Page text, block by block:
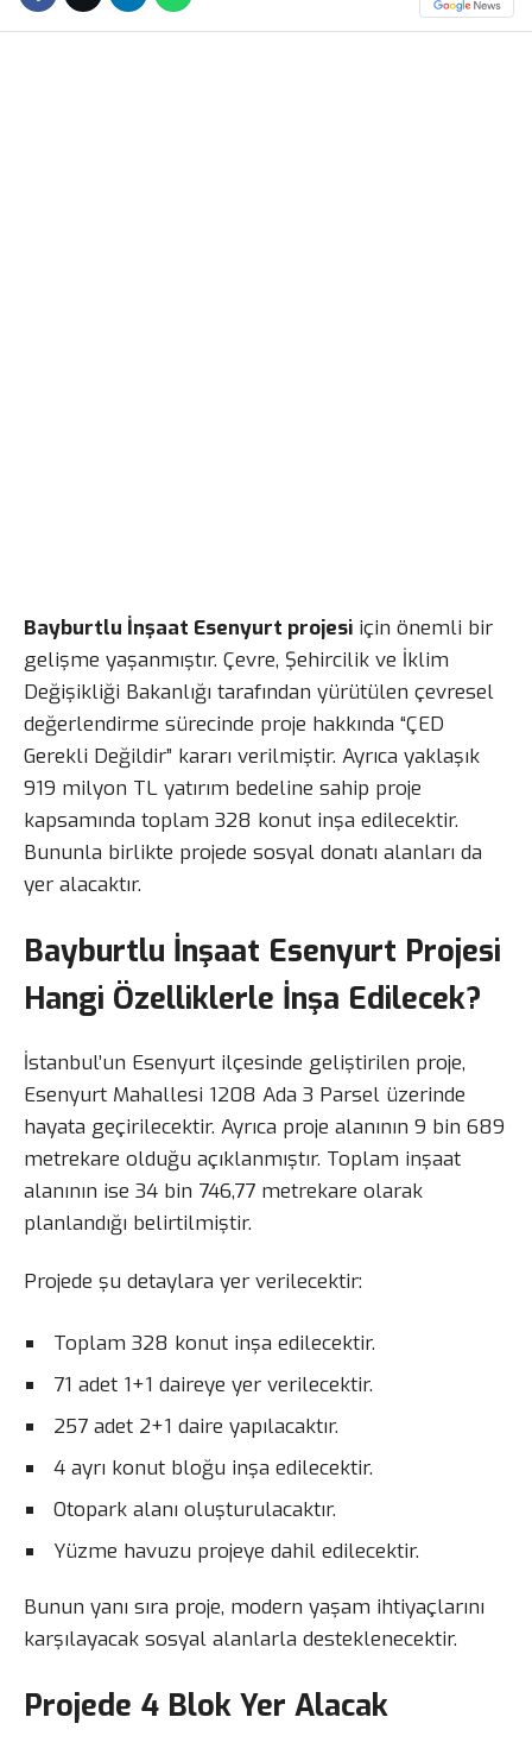
Bayburtlu İnşaat Esenyurt projesi için önemli bir
gelişme yaşanmıştır. Çevre, Şehircilik ve İklim
Değişikliği Bakanlığı tarafından yürütülen çevresel
değerlendirme sürecinde proje hakkında “ÇED
Gerekli Değildir” kararı verilmiştir. Ayrıca yaklaşık
919 milyon TL yatırım bedeline sahip proje
kapsamında toplam 328 konut inşa edilecektir.
Bununla birlikte projede sosyal donatı alanları da
yer alacaktır.
Bayburtlu İnşaat Esenyurt Projesi
Hangi Özelliklerle İnşa Edilecek?
İstanbul’un Esenyurt ilçesinde geliştirilen proje,
Esenyurt Mahallesi 1208 Ada 3 Parsel üzerinde
hayata geçirilecektir. Ayrıca proje alanının 9 bin 689
metrekare olduğu açıklanmıştır. Toplam inşaat
alanının ise 34 bin 746,77 metrekare olarak
planlandığı belirtilmiştir.
Projede şu detaylara yer verilecektir:
Toplam 328 konut inşa edilecektir.
71 adet 1+1 daireye yer verilecektir.
257 adet 2+1 daire yapılacaktır.
4 ayrı konut bloğu inşa edilecektir.
Otopark alanı oluşturulacaktır.
Yüzme havuzu projeye dahil edilecektir.
Bunun yanı sıra proje, modern yaşam ihtiyaçlarını
karşılayacak sosyal alanlarla desteklenecektir.
Projede 4 Blok Yer Alacak